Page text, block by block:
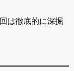
は徹底的に深掘